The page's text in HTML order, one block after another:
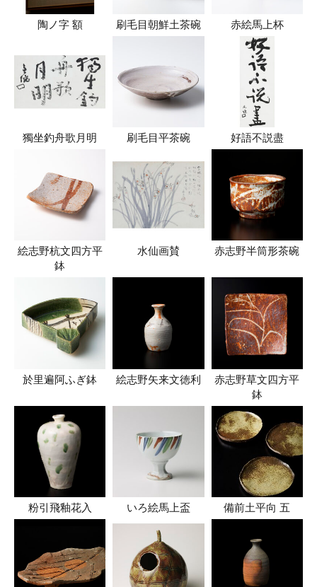
陶ノ字 額 刷毛目朝鮮土茶碗 赤絵馬上杯
獨坐釣舟歌月明 刷毛目平茶碗 好語不説盡
絵志野杭文四方平
鉢
水仙画賛 赤志野半筒形茶碗
於里遍阿ふぎ鉢 絵志野矢来文徳利
赤志野草文四方平
鉢
粉引飛釉花入 いろ絵馬上盃 備前土平向 五